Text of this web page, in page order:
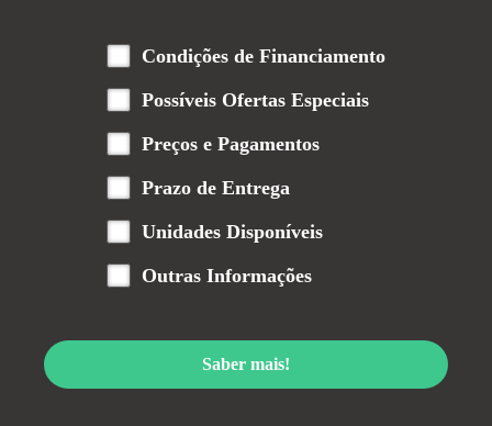
Condições de Financiamento
Possíveis Ofertas Especiais
Preços e Pagamentos
Prazo de Entrega
Unidades Disponíveis
Outras Informações
Saber mais!